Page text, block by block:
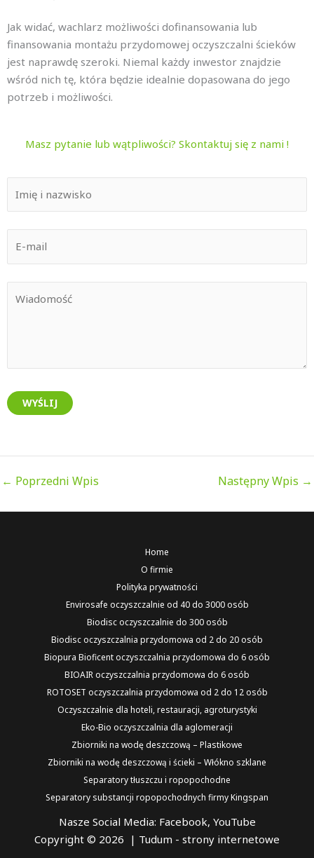
Jak widać, wachlarz możliwości dofinansowania lub
finansowania montażu przydomowej oczyszczalni ścieków
jest naprawdę szeroki. Niemal każdy inwestor znajdzie
wśród nich tę, która będzie idealnie dopasowana do jego
potrzeb i możliwości.
Masz pytanie lub wątpliwości? Skontaktuj się z nami !
← Poprzedni Wpis Następny Wpis →
Home
O firmie
Polityka prywatności
Envirosafe oczyszczalnie od 40 do 3000 osób
Biodisc oczyszczalnie do 300 osób
Biodisc oczyszczalnia przydomowa od 2 do 20 osób
Biopura Bioficent oczyszczalnia przydomowa do 6 osób
BIOAIR oczyszczalnia przydomowa do 6 osób
ROTOSET oczyszczalnia przydomowa od 2 do 12 osób
Oczyszczalnie dla hoteli, restauracji, agroturystyki
Eko-Bio oczyszczalnia dla aglomeracji
Zbiorniki na wodę deszczową – Plastikowe
Zbiorniki na wodę deszczową i ścieki – Włókno szklane
Separatory tłuszczu i ropopochodne
Separatory substancji ropopochodnych firmy Kingspan
Nasze Social Media: Facebook, YouTube
Copyright © 2026 | Tudum - strony internetowe